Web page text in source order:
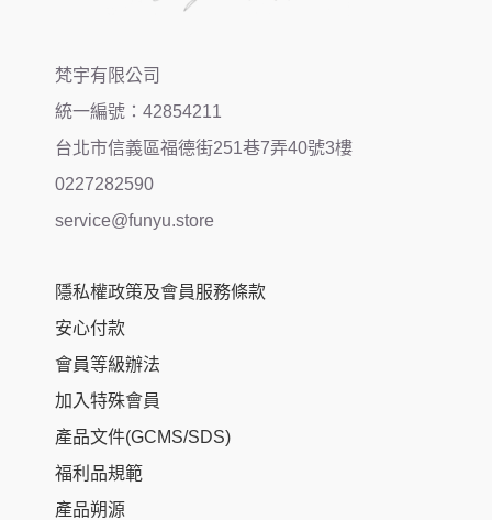
梵宇有限公司
統一編號：42854211
台北市信義區福德街251巷7弄40號3樓
0227282590
service@funyu.store
隱私權政策及會員服務條款
安心付款
會員等級辦法
加入特殊會員
產品文件(GCMS/SDS)
福利品規範
產品朔源